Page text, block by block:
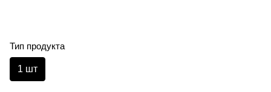
Тип продукта
1 шт